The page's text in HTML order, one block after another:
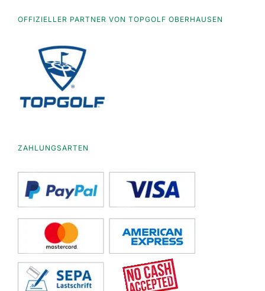
OFFIZIELLER PARTNER VON TOPGOLF OBERHAUSEN
ZAHLUNGSARTEN